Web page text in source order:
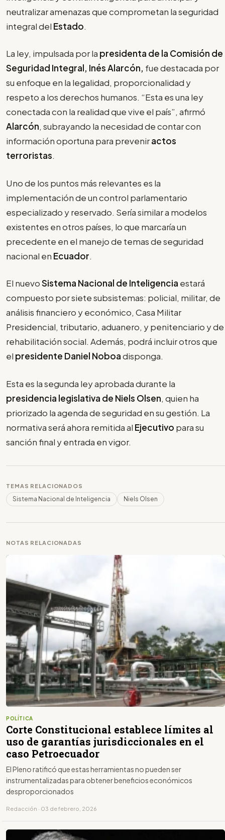
neutralizar amenazas que comprometan la seguridad
integral del Estado.
La ley, impulsada por la presidenta de la Comisión de
Seguridad Integral, Inés Alarcón, fue destacada por
su enfoque en la legalidad, proporcionalidad y
respeto a los derechos humanos. “Esta es una ley
conectada con la realidad que vive el país”, afirmó
Alarcón, subrayando la necesidad de contar con
información oportuna para preveniractos
terroristas.
Uno de los puntos más relevantes es la
implementación de un control parlamentario
especializado y reservado. Sería similar a modelos
existentes en otros países, lo que marcaría un
precedente en el manejo de temas de seguridad
nacional en Ecuador.
El nuevoSistema Nacional de Inteligencia estará
compuesto por siete subsistemas: policial, militar, de
análisis financiero y económico, Casa Militar
Presidencial, tributario, aduanero, y penitenciario y de
rehabilitación social. Además, podrá incluir otros que
el presidente Daniel Noboadisponga.
Esta es la segunda ley aprobada durante la
presidencia legislativa de Niels Olsen, quien ha
priorizado la agenda de seguridad en su gestión. La
normativa será ahora remitida al Ejecutivo para su
sanción final y entrada en vigor.
TEMAS RELACIONADOS
Sistema Nacional de Inteligencia Niels Olsen
NOTAS RELACIONADAS
POLÍTICA
Corte Constitucional establece límites al
uso de garantías jurisdiccionales en el
caso Petroecuador
El Pleno ratificó que estas herramientas no pueden ser
instrumentalizadas para obtener beneficios económicos
desproporcionados
Redacción · 03 de febrero, 2026